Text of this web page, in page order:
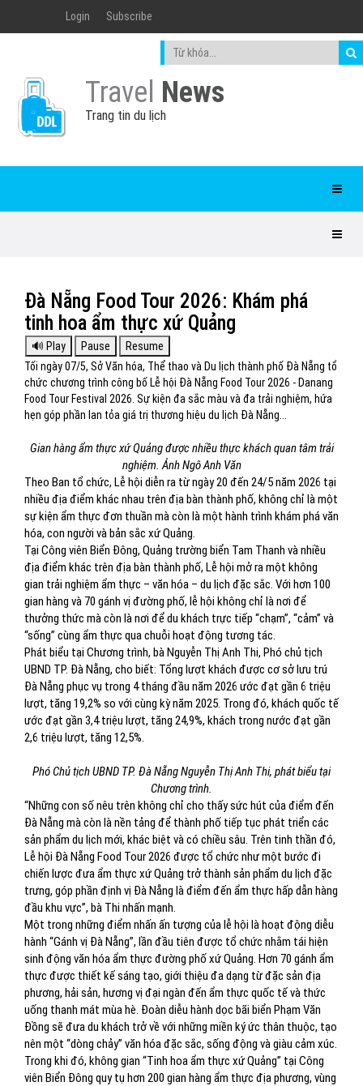
Login Subscribe
Travel News
Trang tin du lịch
Đà Nẵng Food Tour 2026: Khám phá
tinh hoa ẩm thực xứ Quảng
Tối ngày 07/5, Sở Văn hóa, Thể thao và Du lịch thành phố Đà Nẵng tổ
chức chương trình công bố Lễ hội Đà Nẵng Food Tour 2026 - Danang
Food Tour Festival 2026. Sự kiện đa sắc màu và đa trải nghiệm, hứa
hẹn góp phần lan tỏa giá trị thương hiệu du lịch Đà Nẵng...
Gian hàng ẩm thực xứ Quảng được nhiều thực khách quan tâm trải
nghiệm. Ảnh Ngô Anh Văn
Theo Ban tổ chức, Lễ hội diễn ra từ ngày 20 đến 24/5 năm 2026 tại
nhiều địa điểm khác nhau trên địa bàn thành phố, không chỉ là một
sự kiện ẩm thực đơn thuần mà còn là một hành trình khám phá văn
hóa, con người và bản sắc xứ Quảng.
Tại Công viên Biển Đông, Quảng trường biển Tam Thanh và nhiều
địa điểm khác trên địa bàn thành phố, Lễ hội mở ra một không
gian trải nghiệm ẩm thực – văn hóa – du lịch đặc sắc. Với hơn 100
gian hàng và 70 gánh vị đường phố, lễ hội không chỉ là nơi để
thưởng thức mà còn là nơi để du khách trực tiếp “chạm”, “cảm” và
“sống” cùng ẩm thực qua chuỗi hoạt động tương tác.
Phát biểu tại Chương trình, bà Nguyễn Thị Anh Thi, Phó chủ tịch
UBND TP. Đà Nẵng, cho biết: Tổng lượt khách được cơ sở lưu trú
Đà Nẵng phục vụ trong 4 tháng đầu năm 2026 ước đạt gần 6 triệu
lượt, tăng 19,2% so với cùng kỳ năm 2025. Trong đó, khách quốc tế
ước đạt gần 3,4 triệu lượt, tăng 24,9%, khách trong nước đạt gần
2,6 triệu lượt, tăng 12,5%.
Phó Chủ tịch UBND TP. Đà Nẵng Nguyễn Thị Anh Thi, phát biểu tại
Chương trình.
“Những con số nêu trên không chỉ cho thấy sức hút của điểm đến
Đà Nẵng mà còn là nền tảng để thành phố tiếp tục phát triển các
sản phẩm du lịch mới, khác biệt và có chiều sâu. Trên tinh thần đó,
Lễ hội Đà Nẵng Food Tour 2026 được tổ chức như một bước đi
chiến lược đưa ẩm thực xứ Quảng trở thành sản phẩm du lịch đặc
trưng, góp phần định vị Đà Nẵng là điểm đến ẩm thực hấp dẫn hàng
đầu khu vực”, bà Thi nhấn mạnh.
Một trong những điểm nhấn ấn tượng của lễ hội là hoạt động diễu
hành “Gánh vị Đà Nẵng”, lần đầu tiên được tổ chức nhằm tái hiện
sinh động văn hóa ẩm thực đường phố xứ Quảng. Hơn 70 gánh ẩm
thực được thiết kế sáng tạo, giới thiệu đa dạng từ đặc sản địa
phương, hải sản, hương vị đại ngàn đến ẩm thực quốc tế và thức
uống thanh mát mùa hè. Đoàn diễu hành dọc bãi biển Phạm Văn
Đồng sẽ đưa du khách trở về với những miền ký ức thân thuộc, tạo
nên một “dòng chảy” văn hóa đặc sắc, sống động và giàu cảm xúc.
Trong khi đó, không gian “Tinh hoa ẩm thực xứ Quảng” tại Công
viên Biển Đông quy tụ hơn 200 gian hàng ẩm thực địa phương, vùng